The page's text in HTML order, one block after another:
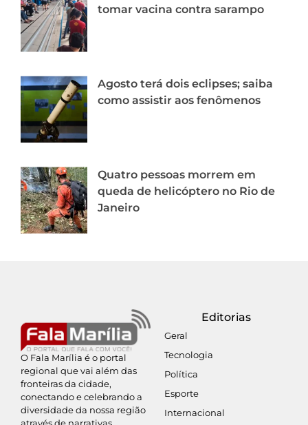
tomar vacina contra sarampo
Agosto terá dois eclipses; saiba
como assistir aos fenômenos
Quatro pessoas morrem em
queda de helicóptero no Rio de
Janeiro
O Fala Marília é o portal
regional que vai além das
fronteiras da cidade,
conectando e celebrando a
diversidade da nossa região
através de narrativas
Editorias
Geral
Tecnologia
Política
Esporte
Internacional